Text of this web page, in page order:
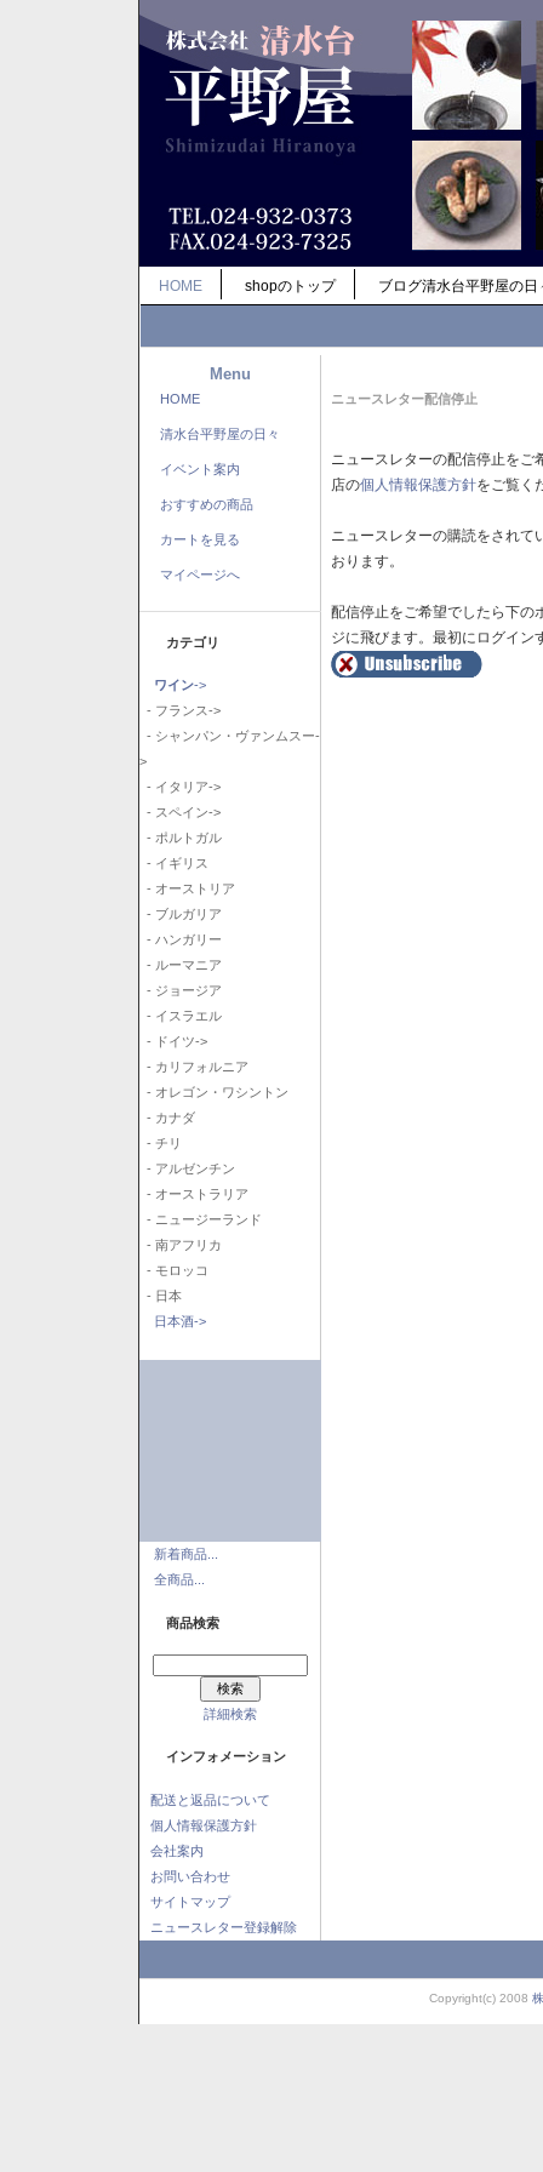
HOME shopのトップ ブログ清水台平野屋の日
Menu
HOME
清水台平野屋の日々
イベント案内
おすすめの商品
カートを見る
マイページへ
カテゴリ
ワイン->
- フランス->
- シャンパン・ヴァンムスー-
>
- イタリア->
- スペイン->
- ポルトガル
- イギリス
- オーストリア
- ブルガリア
- ハンガリー
- ルーマニア
- ジョージア
- イスラエル
- ドイツ->
- カリフォルニア
- オレゴン・ワシントン
- カナダ
- チリ
- アルゼンチン
- オーストラリア
- ニュージーランド
- 南アフリカ
- モロッコ
- 日本
日本酒->
新着商品...
全商品...
商品検索
詳細検索
インフォメーション
配送と返品について
個人情報保護方針
会社案内
お問い合わせ
サイトマップ
ニュースレター登録解除
ニュースレター配信停止
ニュースレターの配信停止を
店の個人情報保護方針をご覧く
ニュースレターの購読をされ
おります。
配信停止をご希望でしたら下の
ジに飛びます。最初にログイン
Copyright(c) 2008